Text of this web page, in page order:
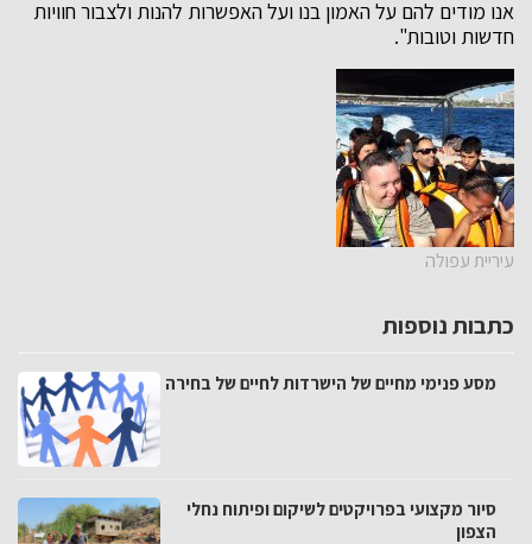
אנו מודים להם על האמון בנו ועל האפשרות להנות ולצבור חוויות
חדשות וטובות".
עיריית עפולה
כתבות נוספות
מסע פנימי מחיים של הישרדות לחיים של בחירה
סיור מקצועי בפרויקטים לשיקום ופיתוח נחלי
הצפון